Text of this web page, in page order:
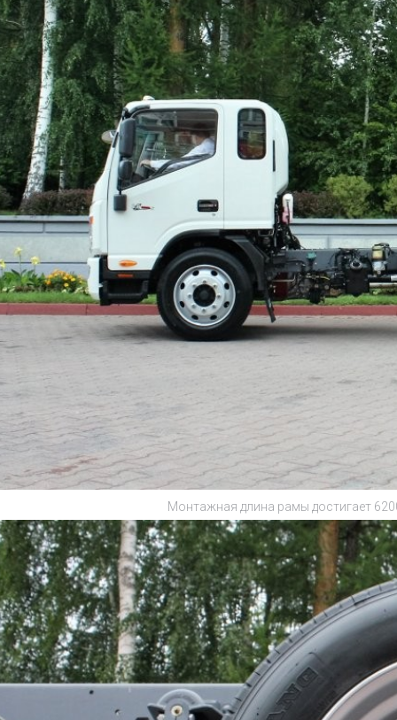
Монтажная длина рамы достигает